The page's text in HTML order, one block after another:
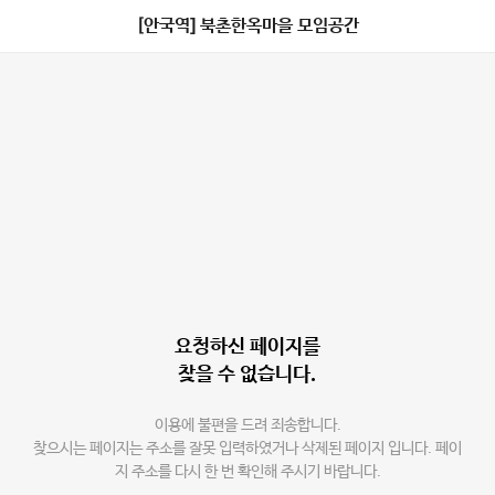
[안국역] 북촌한옥마을 모임공간
요청하신 페이지를
찾을 수 없습니다.
이용에 불편을 드려 죄송합니다.
찾으시는 페이지는 주소를 잘못 입력하였거나 삭제된 페이지 입니다. 페이
지 주소를 다시 한 번 확인해 주시기 바랍니다.